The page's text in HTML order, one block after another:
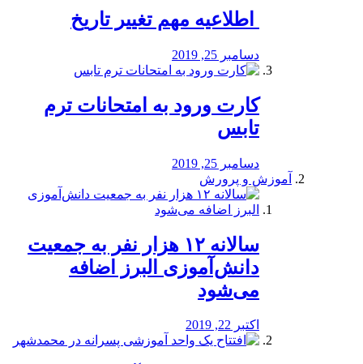
️ اطلاعیه مهم تغییر تاریخ
دسامبر 25, 2019
کارت ورود به امتحانات ترم
تابس
دسامبر 25, 2019
آموزش و پرورش
️سالانه ۱۲ هزار نفر به جمعیت
دانش‌آموزی البرز اضافه
می‌شود
اکتبر 22, 2019